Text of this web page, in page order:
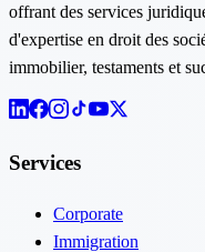
offrant des services
d'expertise en droit des
immobilier, testaments et
Services
Corporate
Immigration